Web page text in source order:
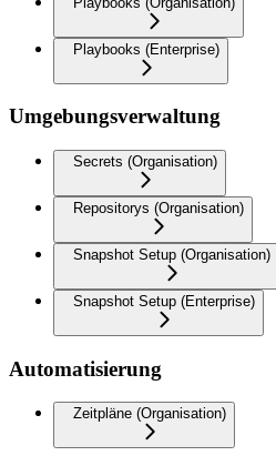
Playbooks (Enterprise)
Umgebungsverwaltung
Secrets (Organisation)
Repositorys (Organisation)
Snapshot Setup (Organisation)
Snapshot Setup (Enterprise)
Automatisierung
Zeitpläne (Organisation)